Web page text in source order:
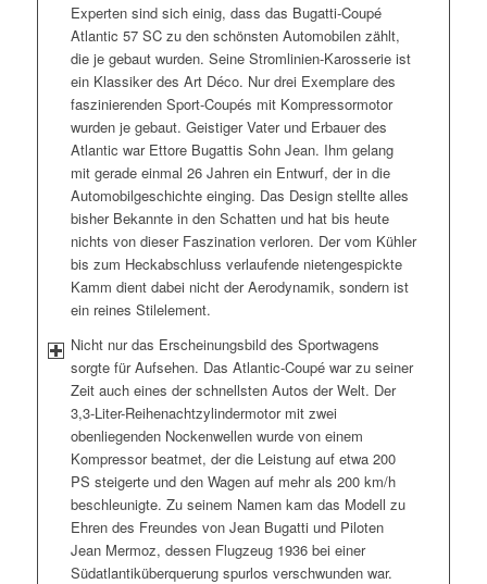
Experten sind sich einig, dass das Bugatti-Coupé
Atlantic 57 SC zu den schönsten Automobilen zählt,
die je gebaut wurden. Seine Stromlinien-Karosserie ist
ein Klassiker des Art Déco. Nur drei Exemplare des
faszinierenden Sport-Coupés mit Kompressormotor
wurden je gebaut. Geistiger Vater und Erbauer des
Atlantic war Ettore Bugattis Sohn Jean. Ihm gelang
mit gerade einmal 26 Jahren ein Entwurf, der in die
Automobilgeschichte einging. Das Design stellte alles
bisher Bekannte in den Schatten und hat bis heute
nichts von dieser Faszination verloren. Der vom Kühler
bis zum Heckabschluss verlaufende nietengespickte
Kamm dient dabei nicht der Aerodynamik, sondern ist
ein reines Stilelement.
Nicht nur das Erscheinungsbild des Sportwagens
sorgte für Aufsehen. Das Atlantic-Coupé war zu seiner
Zeit auch eines der schnellsten Autos der Welt. Der
3,3-Liter-Reihenachtzylindermotor mit zwei
obenliegenden Nockenwellen wurde von einem
Kompressor beatmet, der die Leistung auf etwa 200
PS steigerte und den Wagen auf mehr als 200 km/h
beschleunigte. Zu seinem Namen kam das Modell zu
Ehren des Freundes von Jean Bugatti und Piloten
Jean Mermoz, dessen Flugzeug 1936 bei einer
Südatlantiküberquerung spurlos verschwunden war.